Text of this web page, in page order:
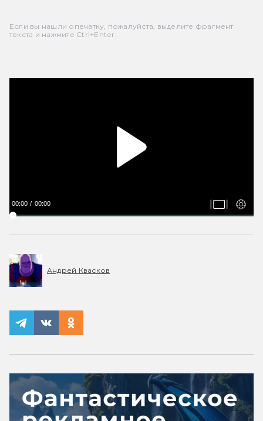
Если вы нашли опечатку, пожалуйста, выделите фрагмент
текста и нажмите Ctrl+Enter.
00:00 00:00
Андрей Квасков